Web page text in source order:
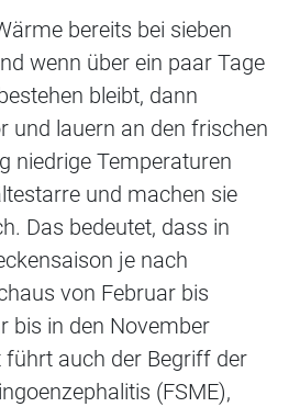
bereits bei sieben
wenn über ein paar Tage
bleibt, dann
und lauern an den frischen
niedrige Temperaturen
und machen sie
Das bedeutet, dass in
je nach
von Februar bis
bis in den November
führt auch der Begriff der
(FSME),